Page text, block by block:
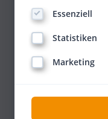
Essenziell
Statistiken
Marketing